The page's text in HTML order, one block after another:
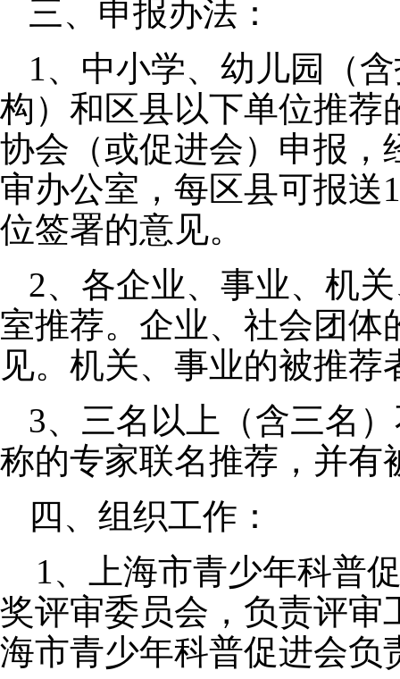
三、申报办法：
1、中小学、幼儿园（
构）和区县以下单位推荐
协会（或促进会）申报，
审办公室，每区县可报
位签署的意见。
2、各企业、事业、机
室推荐。企业、社会团体
见。机关、事业的被推
3、三名以上（含三名
称的专家联名推荐，并有
四、组织工作：
1、上海市青少年科普
奖评审委员会，负责评审
海市青少年科普促进会负